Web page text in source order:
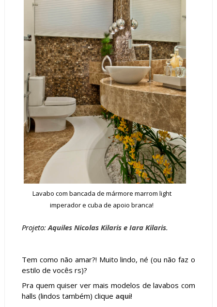
Lavabo com bancada de mármore marrom light
imperador e cuba de apoio branca!
Projeto: Aquiles Nicolas Kilaris e Iara Kilaris.
Tem como não amar?! Muito lindo, né (ou não faz o
estilo de vocês rs)?
Pra quem quiser ver mais modelos de lavabos com
halls (lindos também) clique aqui!